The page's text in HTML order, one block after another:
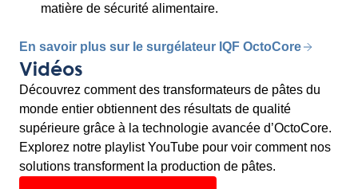
matière de sécurité alimentaire.
En savoir plus sur le surgélateur IQF OctoCore
Vidéos
Découvrez comment des transformateurs de pâtes du
monde entier obtiennent des résultats de qualité
supérieure grâce à la technologie avancée d’OctoCore.
Explorez notre playlist YouTube pour voir comment nos
solutions transforment la production de pâtes.